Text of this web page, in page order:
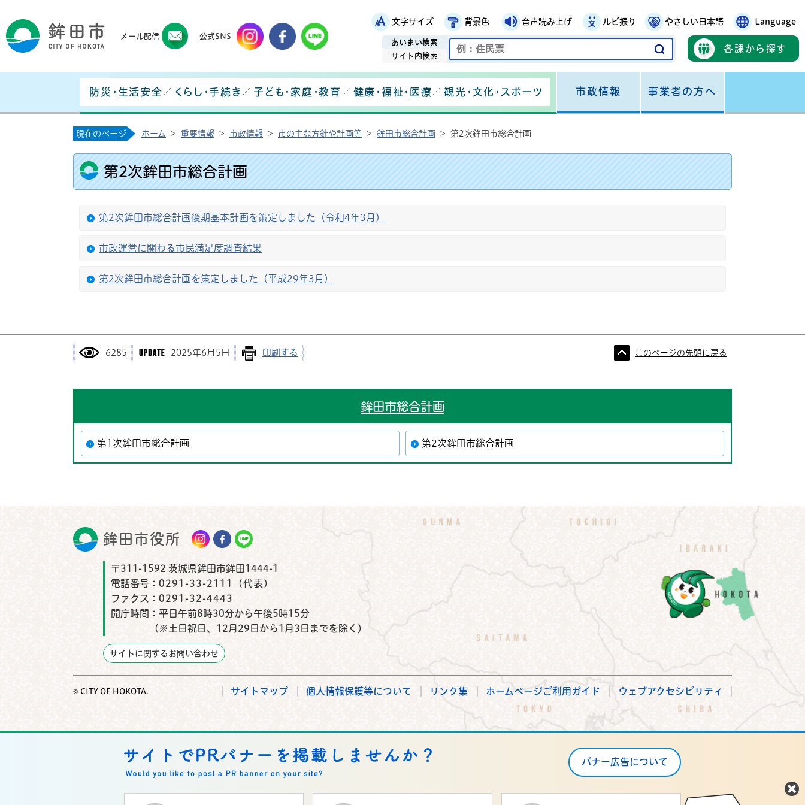
鉾田市役所ホームページ文字サイズ 背景色 音声読み上げ ルビ振り やさしい日本語 Language
各課から探す
あいまい検索
サイト内検索
メール配信
鉾田市メールマガジン
公式SNS
鉾田市公式Instagram
鉾田市公式Facebook
鉾田市公式LINE
防災・生活安全 くらし・手続き 子ども・家庭・教育 健康・福祉・医療 観光・文化・スポーツ 市政情報 事業者の方へ
現在のページ ホーム > 重要情報 > 市政情報 > 市の主な方針や計画等 > 鉾田市総合計画 > 第2次鉾田市総合計画
第2次鉾田市総合計画
第2次鉾田市総合計画後期基本計画を策定しました（令和4年3月）
市政運営に関わる市民満足度調査結果
第2次鉾田市総合計画を策定しました（平成29年3月）
6285 2025年6月5日 印刷する このページの先頭に戻る
鉾田市総合計画
第1次鉾田市総合計画 第2次鉾田市総合計画
鉾田市役所 鉾田市公式Instagram
鉾田市公式Facebook
鉾田市公式LINE
〒311-1592 茨城県鉾田市鉾田1444-1
電話番号： 0291-33-2111（代表）
ファクス： 0291-32-4443
開庁時間： 平日午前8時30分から午後5時15分
（※土日祝日、12月29日から1月3日までを除く）
サイトに関するお問い合わせ
© CITY OF HOKOTA. サイトマップ 個人情報保護等について リンク集 ホームページご利用ガイド ウェブアクセシビリティ
バナー広告について